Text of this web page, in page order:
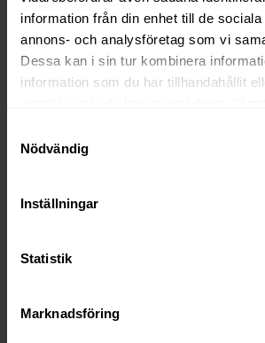
information från din enhet till de
annons- och analysföretag som vi
Dessa kan i sin tur kombinera
information som du har tillhandahållit
Nödvändig
Inställningar
Statistik
Marknadsföring